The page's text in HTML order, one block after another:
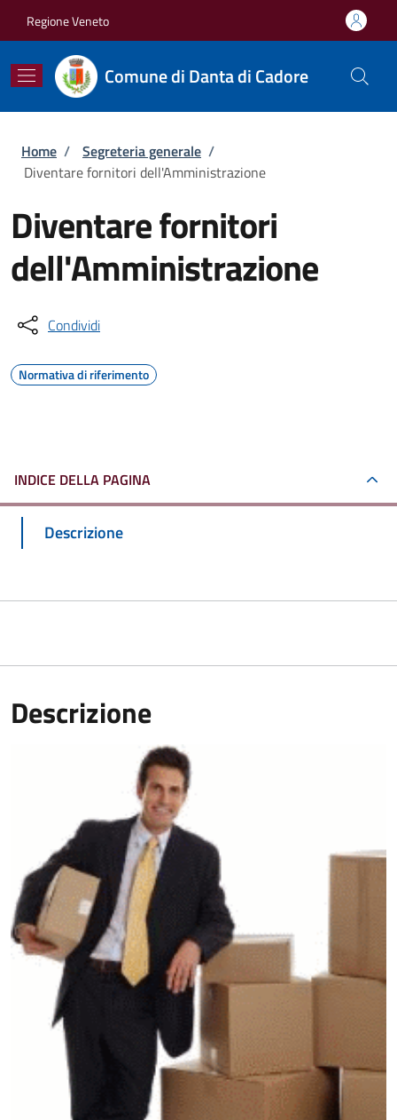
Regione Veneto
Comune di Danta di Cadore
Briciole di pane
Home / Segreteria generale /
Diventare fornitori dell'Amministrazione
Diventare fornitori
dell'Amministrazione
Condividi
Normativa di riferimento
INDICE DELLA PAGINA
Descrizione
Descrizione